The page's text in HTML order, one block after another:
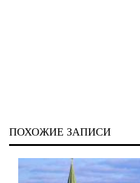
ПОХОЖИЕ ЗАПИСИ